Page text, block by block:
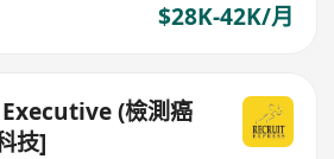
$28K-42K/月
(檢測癌
技]